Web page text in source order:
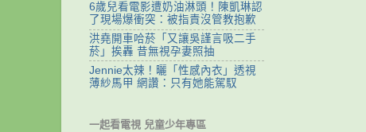
6歲兒看電影遭奶油淋頭！陳凱琳認
了現場爆衝突：被指責沒管教抱歉
洪堯開車哈菸「又讓吳謹言吸二手
菸」挨轟 昔無視孕妻照抽
Jennie太辣！曬「性感內衣」透視
薄紗馬甲 網讚：只有她能駕馭
一起看電視 兒童少年專區